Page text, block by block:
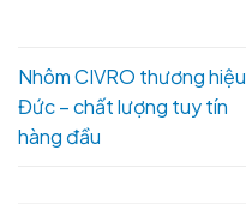
Nhôm CIVRO thương hiệu
Đức – chất lượng tuy tín
hàng đầu